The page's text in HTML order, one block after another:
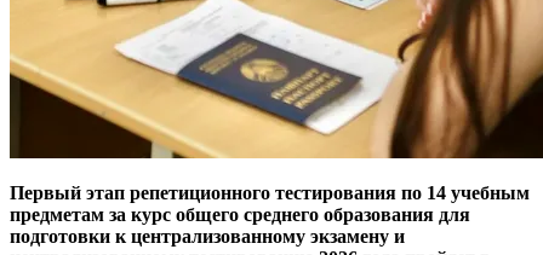
Первый этап репетиционного тестирования по 14 учебным
предметам за курс общего среднего образования для
подготовки к централизованному экзамену и